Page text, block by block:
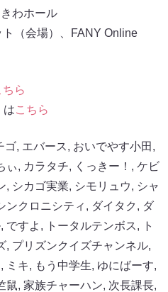
わホール
（会場）、FANY Online
ちら
はこちら
ゴ, エバース, おいでやす小田 ,
ぃ, カラタチ, くっきー！ , ケビ
, シカゴ実業, シモリュウ, シャ
ンクロニシティ , ダイタク , ダ
, ですよ , トータルテンボス,
ト
, プリズンクイズチャンネル,
, ミキ, もう中学生, ゆにばーす,
鼠, 家族チャーハン, 次長課長,